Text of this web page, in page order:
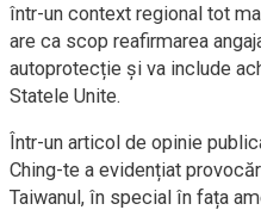
într-un context regional tot
are ca scop reafirmarea
autoprotecție și va include
Statele Unite.
Într-un articol de opinie
Ching-te a evidențiat
Taiwanul, în special în fața